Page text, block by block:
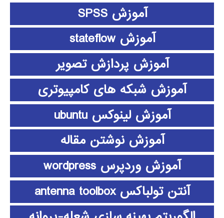
آموزش SPSS
آموزش stateflow
آموزش پردازش تصویر
آموزش شبکه های کامپیوتری
آموزش لینوکس ubuntu
آموزش نوشتن مقاله
آموزش وردپرس wordpress
آنتن تولباکس antenna toolbox